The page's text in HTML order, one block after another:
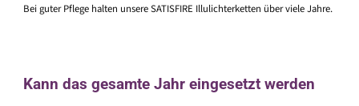
Bei guter Pflege halten unsere SATISFIRE Illulichterketten über viele Jahre.
Kann das gesamte Jahr eingesetzt werden